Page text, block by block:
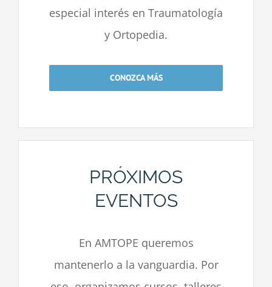
especial interés en Traumatología
y Ortopedia.
CONOZCA MÁS
PRÓXIMOS
EVENTOS
En AMTOPE queremos
mantenerlo a la vanguardia. Por